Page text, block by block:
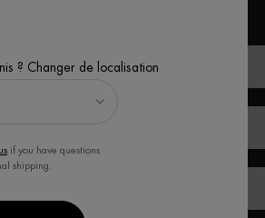
Code postal :
? Changer de localisation
if you have questions
shipping.